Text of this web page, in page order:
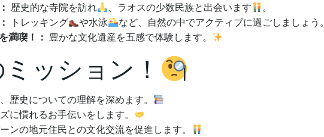
歴史的な寺院を訪れ 、ラオスの少数民族と出会います
。
トレッキング や水泳
など、自然の中でアクティブに過ごしましょう。
満喫！： 豊かな文化遺産を五感で体験します。
ッション！
歴史についての理解を深めます。
に慣れるお手伝いをします。
ンの地元住民との文化交流を促進します。